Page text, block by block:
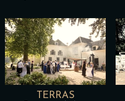
TERRAS